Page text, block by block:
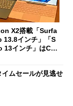
X2搭載「Surfa
インチ」「S
13インチ」はCop
イムセールが見逃せ